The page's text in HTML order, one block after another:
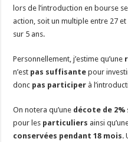
lors de l’introduction en bourse
action, soit un multiple entre 27
sur 5 ans.
Personnellement, j’estime qu’une
n’est pas suffisante pour
donc pas participer à
On notera qu’une décote de 2%
pour les particuliers ainsi
conservées pendant 18 mois.